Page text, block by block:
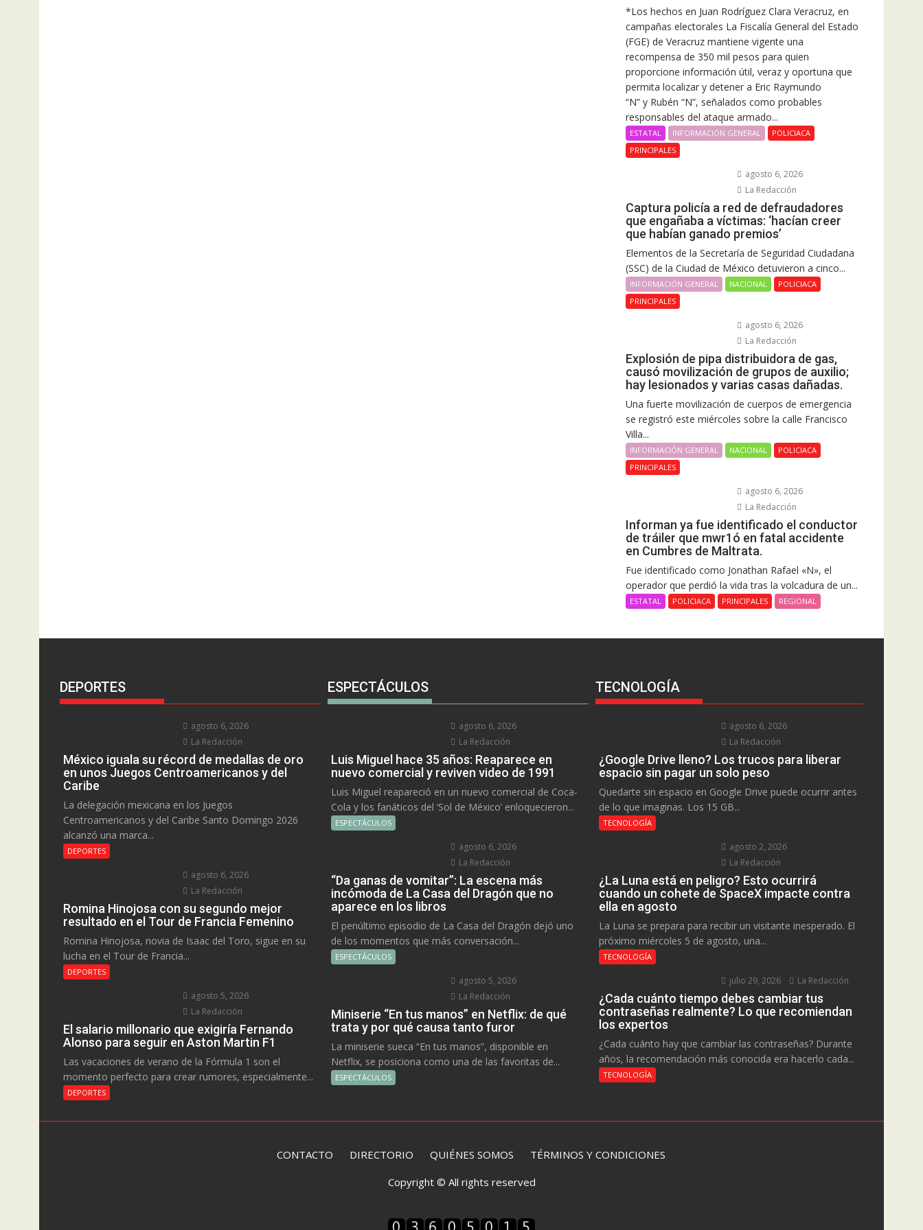
*Los hechos en Juan Rodríguez Clara Veracruz, en
campañas electorales La Fiscalía General del Estado
(FGE) de Veracruz mantiene vigente una
recompensa de 350 mil pesos para quien
proporcione información útil, veraz y oportuna que
permita localizar y detener a Eric Raymundo
“N” y Rubén “N”, señalados como probables
responsables del ataque armado...
ESTATAL INFORMACIÓN GENERAL
POLICIACA
PRINCIPALES
agosto 6, 2026
La Redacción
Captura policía a red de defraudadores
que engañaba a víctimas: ‘hacían creer
que habían ganado premios’
Elementos de la Secretaría de Seguridad Ciudadana
(SSC) de la Ciudad de México detuvieron a cinco...
INFORMACIÓN GENERAL NACIONAL
POLICIACA
PRINCIPALES
agosto 6, 2026
La Redacción
Explosión de pipa distribuidora de gas,
causó movilización de grupos de auxilio;
hay lesionados y varias casas dañadas.
Una fuerte movilización de cuerpos de emergencia
se registró este miércoles sobre la calle Francisco
Villa...
INFORMACIÓN GENERAL NACIONAL
POLICIACA
PRINCIPALES
agosto 6, 2026
La Redacción
Informan ya fue identificado el conductor
de tráiler que mwr1ó en fatal accidente
en Cumbres de Maltrata.
Fue identificado como Jonathan Rafael «N», el
operador que perdió la vida tras la volcadura de un...
ESTATAL POLICIACA PRINCIPALES REGIONAL
DEPORTES
agosto 6, 2026
La Redacción
México iguala su récord de medallas de oro
en unos Juegos Centroamericanos y del
Caribe
La delegación mexicana en los Juegos
Centroamericanos y del Caribe Santo Domingo 2026
alcanzó una marca...
DEPORTES
agosto 6, 2026
La Redacción
Romina Hinojosa con su segundo mejor
resultado en el Tour de Francia Femenino
Romina Hinojosa, novia de Isaac del Toro, sigue en su
lucha en el Tour de Francia...
DEPORTES
agosto 5, 2026
La Redacción
El salario millonario que exigiría Fernando
Alonso para seguir en Aston Martin F1
Las vacaciones de verano de la Fórmula 1 son el
momento perfecto para crear rumores, especialmente...
DEPORTES
ESPECTÁCULOS
agosto 6, 2026
La Redacción
Luis Miguel hace 35 años: Reaparece en
nuevo comercial y reviven video de 1991
Luis Miguel reapareció en un nuevo comercial de Coca-
Cola y los fanáticos del ‘Sol de México’ enloquecieron...
ESPECTÁCULOS
agosto 6, 2026
La Redacción
“Da ganas de vomitar”: La escena más
incómoda de La Casa del Dragón que no
aparece en los libros
El penúltimo episodio de La Casa del Dragón dejó uno
de los momentos que más conversación...
ESPECTÁCULOS
agosto 5, 2026
La Redacción
Miniserie “En tus manos” en Netflix: de qué
trata y por qué causa tanto furor
La miniserie sueca “En tus manos”, disponible en
Netflix, se posiciona como una de las favoritas de...
ESPECTÁCULOS
TECNOLOGÍA
agosto 6, 2026
La Redacción
¿Google Drive lleno? Los trucos para liberar
espacio sin pagar un solo peso
Quedarte sin espacio en Google Drive puede ocurrir antes
de lo que imaginas. Los 15 GB...
TECNOLOGÍA
agosto 2, 2026
La Redacción
¿La Luna está en peligro? Esto ocurrirá
cuando un cohete de SpaceX impacte contra
ella en agosto
La Luna se prepara para recibir un visitante inesperado. El
próximo miércoles 5 de agosto, una...
TECNOLOGÍA
julio 29, 2026 La Redacción
¿Cada cuánto tiempo debes cambiar tus
contraseñas realmente? Lo que recomiendan
los expertos
¿Cada cuánto hay que cambiar las contraseñas? Durante
años, la recomendación más conocida era hacerlo cada...
TECNOLOGÍA
CONTACTO DIRECTORIO QUIÉNES SOMOS TÉRMINOS Y CONDICIONES
Copyright © All rights reserved